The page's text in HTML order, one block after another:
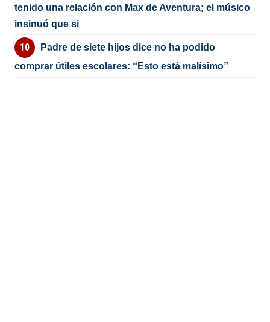
tenido una relación con Max de Aventura; el músico
insinuó que si
Padre de siete hijos dice no ha podido
comprar útiles escolares: “Esto está malísimo”